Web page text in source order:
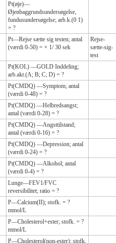
Pt(øje)—
Øjenbaggrundsundersøgelse,
fundusundersøgelse; arb.k.(0 1)
= ?
Pt—Rejse sætte sig testen; antal
(værdi 0-50) = × 1/ 30 sek
Rejse-
sætte-sig-
test
Pt(KOL) —GOLD Inddeling;
arb.akt.(A; B; C; D) = ?
Pt(CMDQ) —Symptom; antal
(værdi 0-48) = ?
Pt(CMDQ) —Helbredsangst;
antal (værdi 0-28) = ?
Pt(CMDQ) —Angsttilstand;
antal (værdi 0-16) = ?
Pt(CMDQ) —Depression; antal
(værdi 0-24) = ?
Pt(CMDQ) —Alkohol; antal
(værdi 0-4) = ?
Lunge—FEV1/FVC
reversibilitet; ratio = ?
P—Calcium(II); stofk. = ?
mmol/L
P—Cholesterol+ester; stofk. = ?
mmol/L
P—Cholesterol(non-ester); stofk.